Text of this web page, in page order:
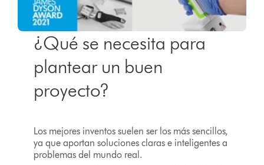
¿Qué se necesita para
plantear un buen
proyecto?
Los mejores inventos suelen ser los más sencillos,
ya que aportan soluciones claras e inteligentes a
problemas del mundo real.